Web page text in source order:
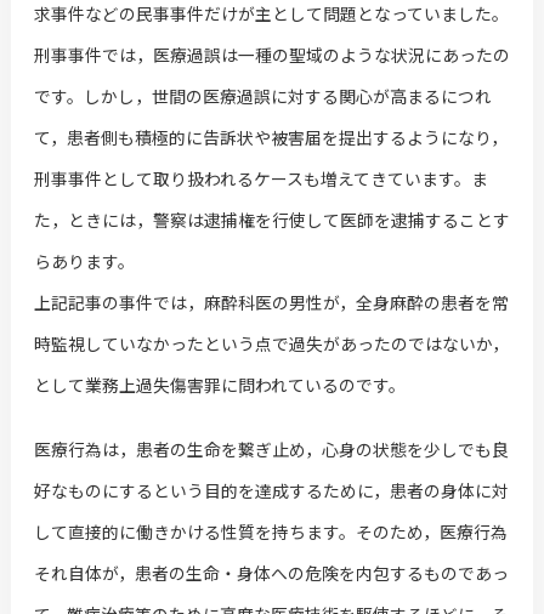
求事件などの民事事件だけが主として問題となっていました。
刑事事件では，医療過誤は一種の聖域のような状況にあったの
です。しかし，世間の医療過誤に対する関心が高まるにつれ
て，患者側も積極的に告訴状や被害届を提出するようになり，
刑事事件として取り扱われるケースも増えてきています。ま
た，ときには，警察は逮捕権を行使して医師を逮捕することす
らあります。
上記記事の事件では，麻酔科医の男性が，全身麻酔の患者を常
時監視していなかったという点で過失があったのではないか，
として業務上過失傷害罪に問われているのです。
医療行為は，患者の生命を繋ぎ止め，心身の状態を少しでも良
好なものにするという目的を達成するために，患者の身体に対
して直接的に働きかける性質を持ちます。そのため，医療行為
それ自体が，患者の生命・身体への危険を内包するものであっ